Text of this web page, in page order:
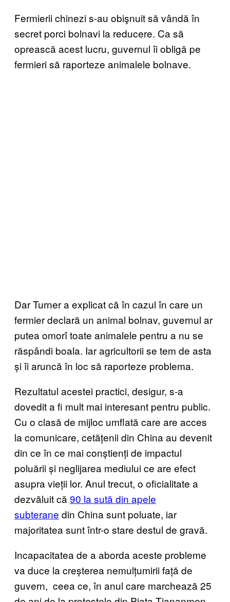
Fermierii chinezi s-au obişnuit să vândă în
secret porci bolnavi la reducere. Ca să
oprească acest lucru, guvernul îi obligă pe
fermieri să raporteze animalele bolnave.
Dar Turner a explicat că în cazul în care un
fermier declară un animal bolnav, guvernul ar
putea omorî toate animalele pentru a nu se
răspândi boala. Iar agricultorii se tem de asta
și îi aruncă în loc să raporteze problema.
Rezultatul acestei practici, desigur, s-a
dovedit a fi mult mai interesant pentru public.
Cu o clasă de mijloc umflată care are acces
la comunicare, cetățenii din China au devenit
din ce în ce mai conștienți de impactul
poluării și neglijarea mediului ce are efect
asupra vieții lor. Anul trecut, o oficialitate a
dezvăluit că 90 la sută din apele
subterane din China sunt poluate, iar
majoritatea sunt într-o stare destul de gravă.
Incapacitatea de a aborda aceste probleme
va duce la creșterea nemulțumirii față de
guvern, ceea ce, în anul care marchează 25